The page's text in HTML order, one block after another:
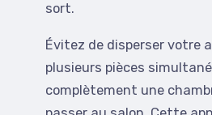
sort.
Évitez de disperser votre
plusieurs pièces
complètement une